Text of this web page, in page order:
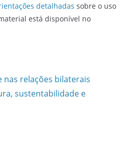
detalhadas sobre o uso
está disponível no
nas relações bilaterais
sustentabilidade e